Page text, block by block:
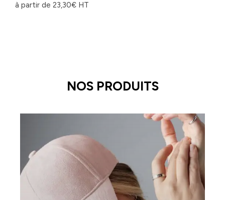
à partir de 23,30€ HT
NOS PRODUITS